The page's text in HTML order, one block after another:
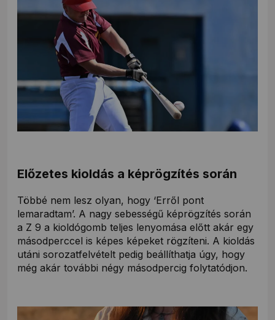
Előzetes kioldás a képrögzítés során
Többé nem lesz olyan, hogy ‘Erről pont
lemaradtam’. A nagy sebességű képrögzítés során
a Z 9 a kioldógomb teljes lenyomása előtt akár egy
másodperccel is képes képeket rögzíteni. A kioldás
utáni sorozatfelvételt pedig beállíthatja úgy, hogy
még akár további négy másodpercig folytatódjon.